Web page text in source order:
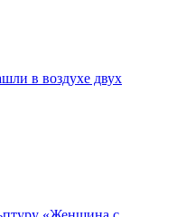
в воздухе двух